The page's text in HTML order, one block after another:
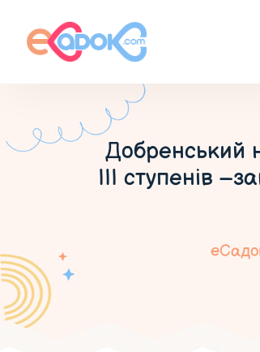
Добренський
ІІІ ступенів